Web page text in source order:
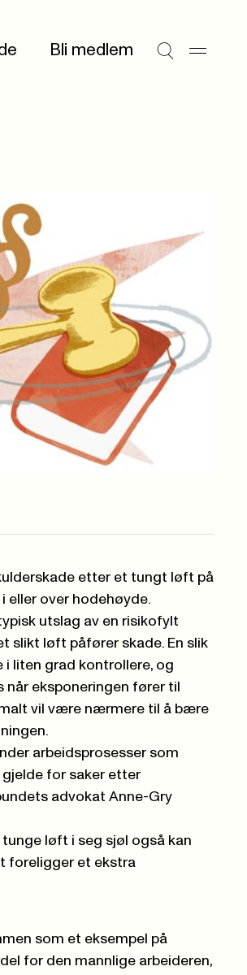
Bli medlem
etter et tungt løft på
eller over hodehøyde.
utslag av en risikofylt
slikt løft påfører skade. En slik
i liten grad kontrollere, og
eksponeringen fører til
vil være nærmere til å bære
arbeidsprosesser som
for saker etter
advokat Anne-Gry
løft i seg sjøl også kan
foreligger et ekstra
som et eksempel på
for den mannlige arbeideren,